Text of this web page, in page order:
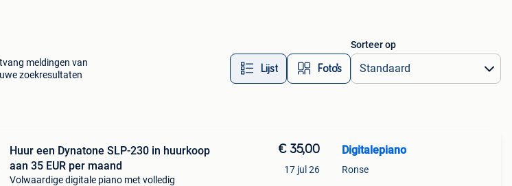
meldingen van
zoekresultaten
Lijst Foto’s
Sorteer op
Huur een Dynatone SLP-230 in huurkoop
aan 35 EUR per maand
Volwaardige digitale piano met volledig
€ 35,00
17 jul 26
Digitalepiano
Ronse